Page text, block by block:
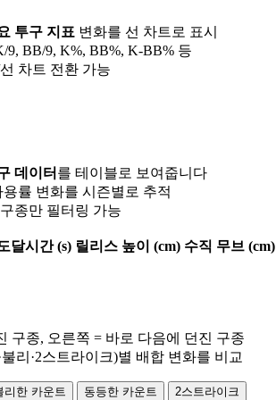
투구 지표 변화를 선 차트로 표시
9, BB/9, K%, BB%, K-BB% 등
차트 전환 가능
데이터 를 테이블로 보여줍니다
률 변화를 시즌별로 추적
종만 필터링 가능
달시간 (s) 릴리스 높이 (cm) 수직 무브 (cm)
구종, 오른쪽 = 바로 다음에 던진 구종
리·2스트라이크)별 배합 변화를 비교
리한 카운트 동등한 카운트 2스트라이크